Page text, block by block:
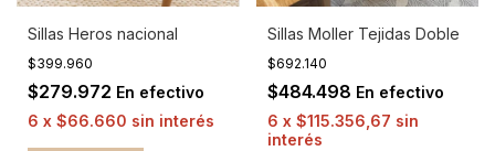
Sillas Heros nacional
$399.960
$279.972 En efectivo
6 x $66.660 sin interés
Sillas Moller Tejidas Doble
$692.140
$484.498 En efectivo
6 x $115.356,67 sin
interés